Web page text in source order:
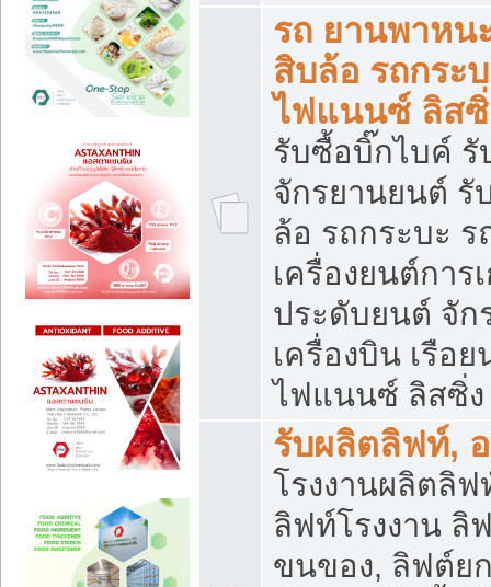
รถ ยานพาหน
สิบล้อ รถกระ
ไฟแนนซ์ ลิส
รับซื้อบิ๊กไบค์
จักรยานยนต์ รั
ล้อ รถกระบะ
เครื่องยนต์การ
ประดับยนต์ จัก
เครื่องบิน เรือ
ไฟแนนซ์ ลิสซิ่ง
รับผลิตลิฟท์,
โรงงานผลิตลิ
ลิฟท์โรงงาน ลิ
ขนของ, ลิฟต์ย